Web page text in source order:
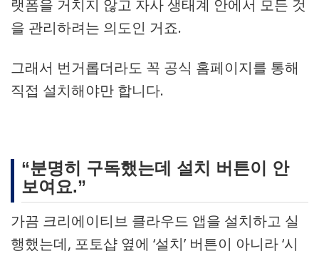
랫폼을 거치지 않고 자사 생태계 안에서 모든 것
을 관리하려는 의도인 거죠.
그래서 번거롭더라도 꼭 공식 홈페이지를 통해
직접 설치해야만 합니다.
“분명히 구독했는데 설치 버튼이 안
보여요.”
가끔 크리에이티브 클라우드 앱을 설치하고 실
행했는데, 포토샵 옆에 ‘설치’ 버튼이 아니라 ‘시